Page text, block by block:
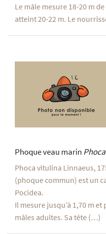
Le mâle mesure 18-20 m
atteint 20-22 m. Le
Phoque veau marin
Phoca vitulina Linnaeus,
(phoque commun) est un
Pocidea.
Il mesure jusqu’à 1,70 m et
mâles adultes. Sa tête (…)